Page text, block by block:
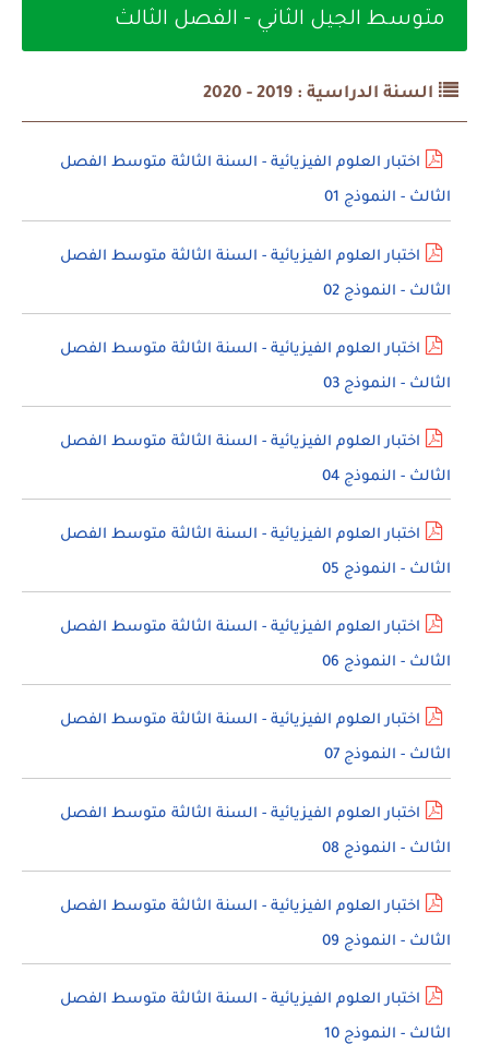
متوسط الجيل الثاني - الفصل الثالث
السنة الدراسية : 2019 - 2020
اختبار العلوم الفيزيائية - السنة الثالثة متوسط الفصل
الثالث - النموذج 01
اختبار العلوم الفيزيائية - السنة الثالثة متوسط الفصل
الثالث - النموذج 02
اختبار العلوم الفيزيائية - السنة الثالثة متوسط الفصل
الثالث - النموذج 03
اختبار العلوم الفيزيائية - السنة الثالثة متوسط الفصل
الثالث - النموذج 04
اختبار العلوم الفيزيائية - السنة الثالثة متوسط الفصل
الثالث - النموذج 05
اختبار العلوم الفيزيائية - السنة الثالثة متوسط الفصل
الثالث - النموذج 06
اختبار العلوم الفيزيائية - السنة الثالثة متوسط الفصل
الثالث - النموذج 07
اختبار العلوم الفيزيائية - السنة الثالثة متوسط الفصل
الثالث - النموذج 08
اختبار العلوم الفيزيائية - السنة الثالثة متوسط الفصل
الثالث - النموذج 09
اختبار العلوم الفيزيائية - السنة الثالثة متوسط الفصل
الثالث - النموذج 10